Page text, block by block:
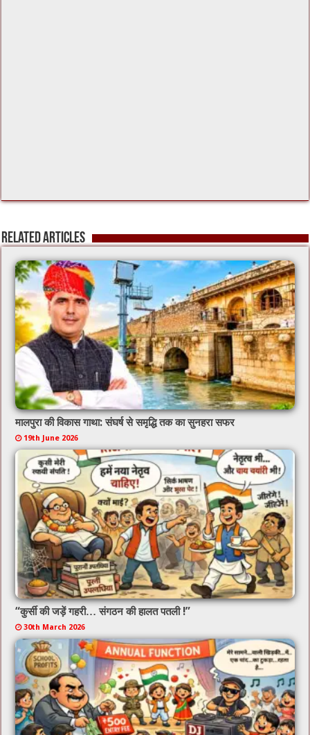
Related Articles
मालपुरा की विकास गाथा: संघर्ष से समृद्धि तक का सुनहरा सफर
19th June 2026
“कुर्सी की जड़ें गहरी… संगठन की हालत पतली !”
30th March 2026